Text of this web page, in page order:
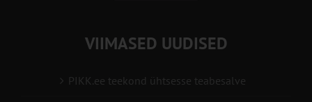
VIIMASED UUDISED
PIKK.ee teekond ühtsesse teabesalve